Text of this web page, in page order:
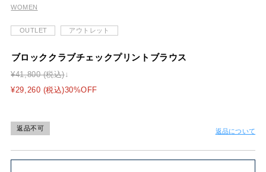
WOMEN
OUTLET アウトレット
ブロッククラブチェックプリントブラウス
¥41,800 (税込)
¥29,260 (税込)30%OFF
返品不可 返品について